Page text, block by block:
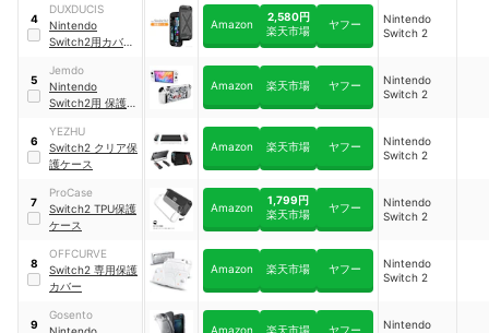
4
DUXDUCIS
Nintendo
Switch2用カバ
Amazon
2,580円
楽天市場
ヤフー
Nintendo
Switch 2
5
Jemdo
Nintendo
Switch2用 保護カ
Amazon 楽天市場 ヤフー
Nintendo
Switch 2
6
YEZHU
Switch2 クリア保
護ケース
Amazon 楽天市場 ヤフー
Nintendo
Switch 2
7
ProCase
Switch2 TPU保護
ケース
Amazon
1,799円
楽天市場
ヤフー
Nintendo
Switch 2
8
OFFCURVE
Switch2 専用保護
カバー
Amazon 楽天市場 ヤフー
Nintendo
Switch 2
9
Gosento
Amazon 楽天市場 ヤフー
Nintendo